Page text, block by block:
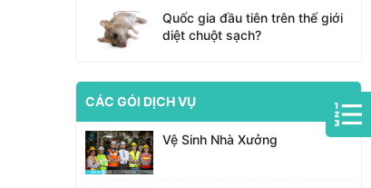
Quốc gia đầu tiên trên thế giới
diệt chuột sạch?
CÁC GÓI DỊCH VỤ
Vệ Sinh Nhà Xưởng